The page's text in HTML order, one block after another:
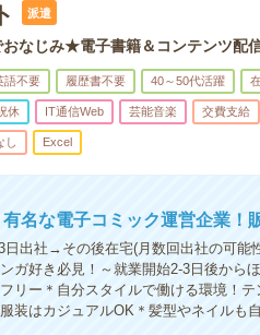
派遣
なじみ★電子書籍＆コンテンツ配
語不要 履歴書不要 40～50代活躍
休 IT通信Web 芸能音楽 交費支給
し Excel
有名な電子コミック運営企業！
3日出社→その後在宅(月数回出社の可
ガ好き必見！～就業開始2-3日後から
リー＊自分スタイルで働ける環境！
装はカジュアルOK＊髪型やネイルも